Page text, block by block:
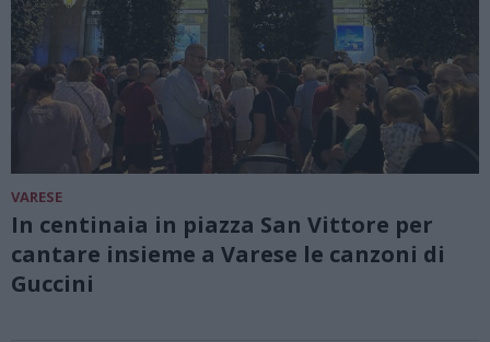
VARESE
In centinaia in piazza San Vittore per
cantare insieme a Varese le canzoni di
Guccini